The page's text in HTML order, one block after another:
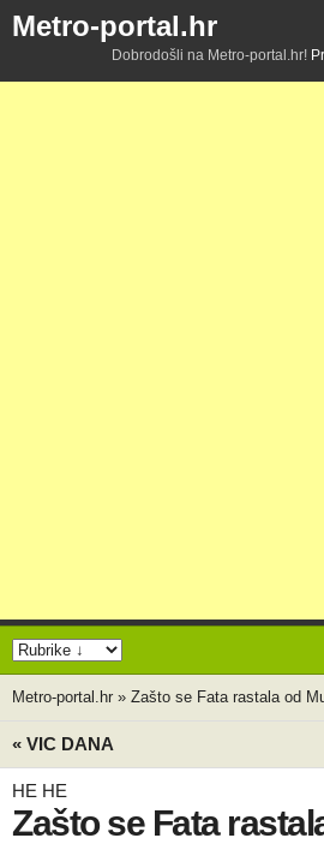
Metro-portal.hr
Dobrodošli na Metro-portal.hr!
Metro-portal.hr » Zašto se Fata rastala od
« VIC DANA
HE HE
Zašto se Fata